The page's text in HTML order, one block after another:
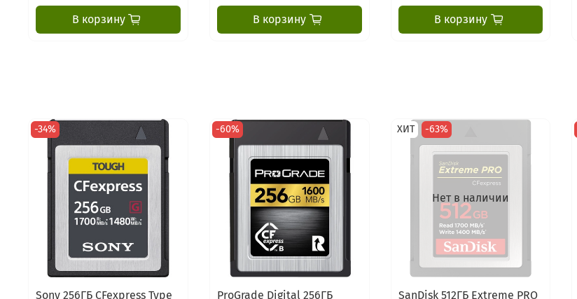
В корзину В корзину В корзину
-34%
Sony 256ГБ CFexpress Type
-60%
ProGrade Digital 256ГБ
Нет в наличии
ХИТ -63%
SanDisk 512ГБ Extreme PRO